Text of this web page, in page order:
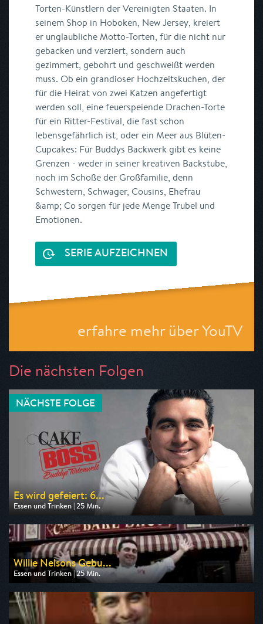
Torten-Künstlern der Vereinigten Staaten. In
seinem Shop in Hoboken, New Jersey, kreiert
er unglaubliche Motto-Torten, für die nicht nur
gebacken und verziert, sondern auch
gezimmert, gebohrt und geschweißt werden
muss. Ob ein grandioser Hochzeitskuchen, der
für die Heirat von zwei Katzen angefertigt
werden soll, eine feuerspeiende Drachen-Torte
für ein Ritter-Festival, die fast schon
lebensgefährlich ist, oder ein Meer aus Blüten-
Cupcakes: Für Buddys Backwerk gibt es keine
Grenzen - weder in seiner kreativen Backstube,
noch im Schoße der Großfamilie, denn
Schwestern, Schwager, Cousins, Ehefrau
&amp; Co sorgen für jede Menge Trubel und
Emotionen.
SERIE AUFZEICHNEN
erfahre mehr über YouTV
Die nächsten Folgen
NÄCHSTE FOLGE
Es wird gefeiert: 6...
Essen und Trinken | 25 Min.
am 08.08.2026, 05:35
Willie Nelsons Gebu...
Essen und Trinken | 25 Min.
Ausgestrahlt von TLC
am 09.08.2026, 05:35